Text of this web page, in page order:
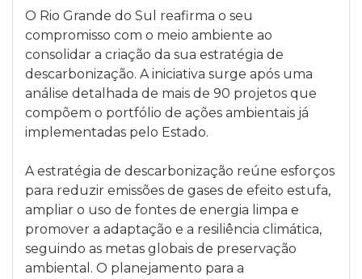
O Rio Grande do Sul reafirma o seu
compromisso com o meio ambiente ao
consolidar a criação da sua estratégia de
descarbonização. A iniciativa surge após uma
análise detalhada de mais de 90 projetos que
compõem o portfólio de ações ambientais já
implementadas pelo Estado.
A estratégia de descarbonização reúne esforços
para reduzir emissões de gases de efeito estufa,
ampliar o uso de fontes de energia limpa e
promover a adaptação e a resiliência climática,
seguindo as metas globais de preservação
ambiental. O planejamento para a